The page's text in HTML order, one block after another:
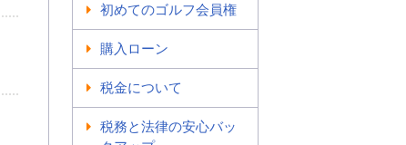
初めてのゴルフ会員権
購入ローン
税金について
税務と法律の安心バッ